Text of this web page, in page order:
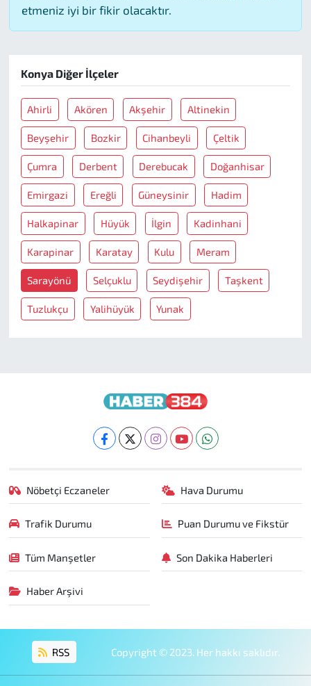
etmeniz iyi bir fikir olacaktır.
Konya Diğer İlçeler
Ahirli Akören Akşehir Altinekin
Beyşehir Bozkir Cihanbeyli Çeltik
Çumra Derbent Derebucak Doğanhisar
Emirgazi Ereğli Güneysinir Hadim
Halkapinar Hüyük İlgin Kadinhani
Karapinar Karatay Kulu Meram
Sarayönü Selçuklu Seydişehir Taşkent
Tuzlukçu Yalihüyük Yunak
Nöbetçi Eczaneler Hava Durumu
Trafik Durumu Puan Durumu ve Fikstür
Tüm Manşetler Son Dakika Haberleri
Haber Arşivi
RSS Copyright © 2023. Her hakkı saklıdır.